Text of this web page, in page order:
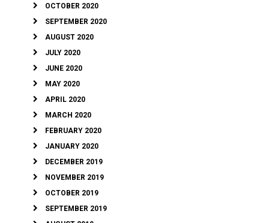
OCTOBER 2020
SEPTEMBER 2020
AUGUST 2020
JULY 2020
JUNE 2020
MAY 2020
APRIL 2020
MARCH 2020
FEBRUARY 2020
JANUARY 2020
DECEMBER 2019
NOVEMBER 2019
OCTOBER 2019
SEPTEMBER 2019